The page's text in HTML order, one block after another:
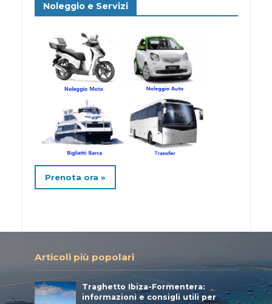
Noleggio e Servizi
Prenota ora »
Articoli più popolari
Traghetto Ibiza-Formentera:
informazioni e consigli utili per